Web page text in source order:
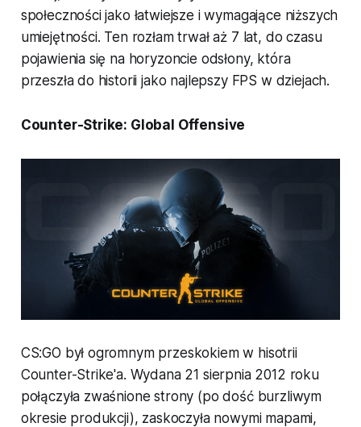
społeczności jako łatwiejsze i wymagające niższych
umiejętności. Ten rozłam trwał aż 7 lat, do czasu
pojawienia się na horyzoncie odsłony, która
przeszła do historii jako najlepszy FPS w dziejach.
Counter-Strike: Global Offensive
CS:GO był ogromnym przeskokiem w hisotrii
Counter-Strike'a. Wydana 21 sierpnia 2012 roku
połączyła zwaśnione strony (po dość burzliwym
okresie produkcji), zaskoczyła nowymi mapami,